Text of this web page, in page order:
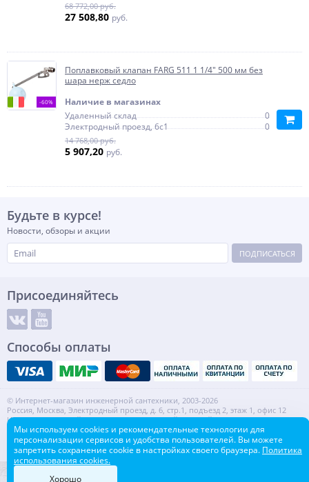
68 772,00 руб.
27 508,80 руб.
-60%
Поплавковый клапан FARG 511 1 1/4" 500 мм без
шара нерж седло
Наличие в магазинах
Удаленный склад
0
Электродный проезд, 6с1
0
14 768,00 руб.
5 907,20 руб.
Будьте в курсе!
Новости, обзоры и акции
ПОДПИСАТЬСЯ
Присоединяйтесь
Способы оплаты
© Интернет-магазин инженерной сантехники, 2003-2026
Россия, Москва, Электродный проезд, д. 6, стр.1, подъезд 2, этаж 1, офис 12
Информация на сайте не является публичной офертой.
ИНН: 7720553918 КПП: 772001001
Контакты Карта сайта
Мы используем cookies и рекомендательные технологии для
персонализации сервисов и удобства пользователей. Вы можете
запретить сохранение cookie в настройках своего браузера. Политика
использования cookies.
Хорошо